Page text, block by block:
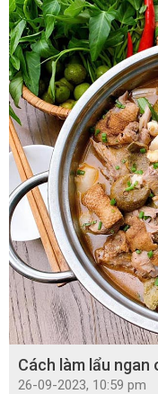
Cách làm lẩu ngan
26-09-2023, 10:59 pm